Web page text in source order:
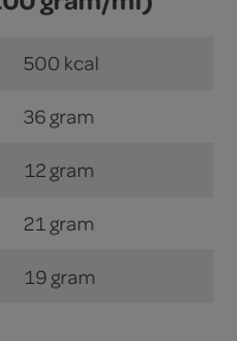
500 kcal
36 gram
12 gram
21 gram
19 gram